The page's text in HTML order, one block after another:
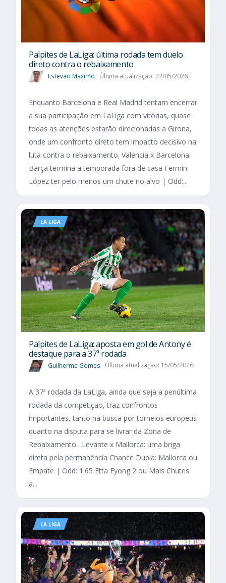
Palpites de LaLiga: última rodada tem duelo
direto contra o rebaixamento
Estevão Maximo Última atualização: 22/05/2026
Enquanto Barcelona e Real Madrid tentam encerrar
a sua participação em LaLiga com vitórias, quase
todas as atenções estarão direcionadas a Girona,
onde um confronto direto tem impacto decisivo na
luta contra o rebaixamento. Valencia x Barcelona:
Barça termina a temporada fora de casa Fermin
López ter pelo menos um chute no alvo | Odd:...
LA LIGA
Palpites de LaLiga: aposta em gol de Antony é
destaque para a 37ª rodada
Guilherme Gomes Última atualização: 15/05/2026
A 37ª rodada da LaLiga, ainda que seja a penúltima
rodada da competição, traz confrontos
importantes, tanto na busca por torneios europeus
quanto na disputa para se livrar da Zona de
Rebaixamento. Levante x Mallorca: uma briga
direta pela permanência Chance Dupla: Mallorca ou
Empate | Odd: 1.65 Etta Eyong 2 ou Mais Chutes
a...
LA LIGA